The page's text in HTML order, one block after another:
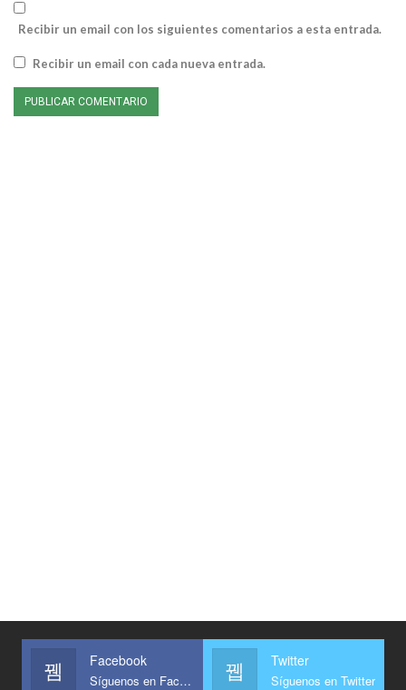
Recibir un email con los siguientes comentarios a esta entrada.
Recibir un email con cada nueva entrada.
Facebook
Síguenos en Facebook
Twitter
Síguenos en Twitter